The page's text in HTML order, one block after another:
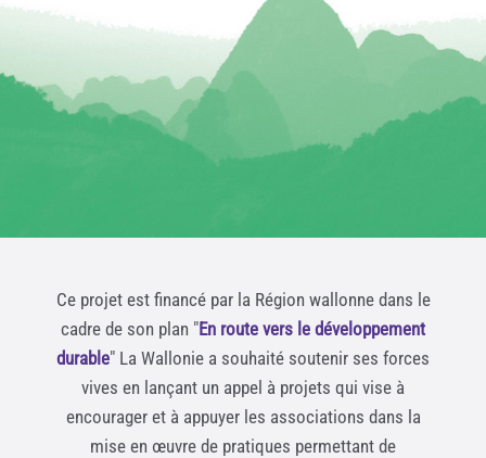
Ce projet est financé par la Région wallonne dans le
cadre de son plan "En route vers le développement
durable" La Wallonie a souhaité soutenir ses forces
vives en lançant un appel à projets qui vise à
encourager et à appuyer les associations dans la
mise en œuvre de pratiques permettant de